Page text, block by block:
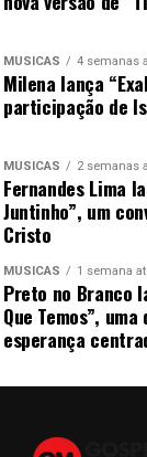
MÚSICAS 4 semanas
Milena lança
participação de
MÚSICAS 2 semanas
Fernandes Lima
Juntinho”, um
Cristo
MÚSICAS 1 semana
Preto no Branco
Que Temos”,
esperança